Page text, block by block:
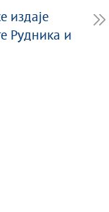
издаје
Рудника и